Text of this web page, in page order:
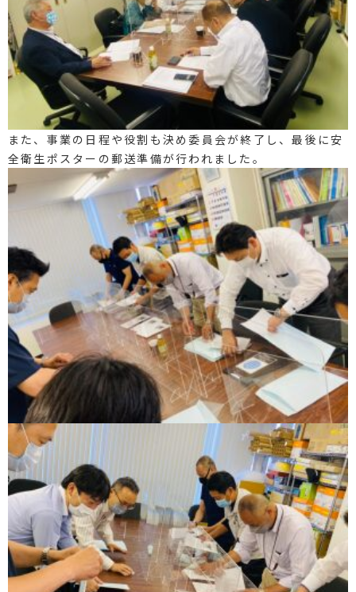
また、事業の日程や役割も決め委員会が終了し、最後に安
全衛生ポスターの郵送準備が行われました。